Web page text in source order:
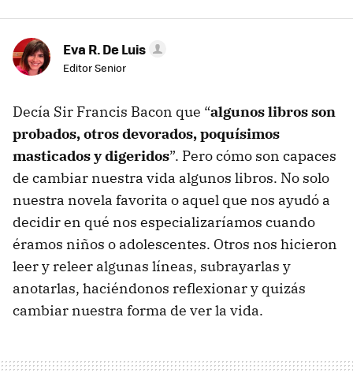
Eva R. De Luis
Editor Senior
Decía Sir Francis Bacon que “algunos libros son
probados, otros devorados, poquísimos
masticados y digeridos”. Pero cómo son capaces
de cambiar nuestra vida algunos libros. No solo
nuestra novela favorita o aquel que nos ayudó a
decidir en qué nos especializaríamos cuando
éramos niños o adolescentes. Otros nos hicieron
leer y releer algunas líneas, subrayarlas y
anotarlas, haciéndonos reflexionar y quizás
cambiar nuestra forma de ver la vida.